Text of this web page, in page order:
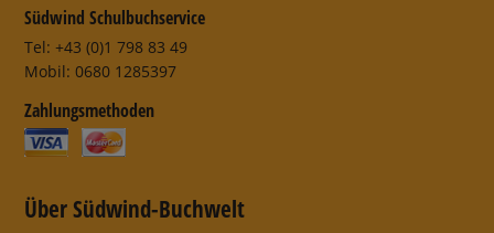
Südwind Schulbuchservice
Tel: +43 (0)1 798 83 49
Mobil: 0680 1285397
Zahlungsmethoden
Über Südwind-Buchwelt